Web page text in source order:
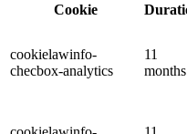
Cookie
cookielawinfo-
checbox-analytics
11
months